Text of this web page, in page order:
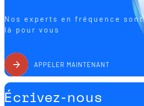
Nos experts en fréquence sont
là pour vous
APPELER MAINTENANT
Écrivez-nous